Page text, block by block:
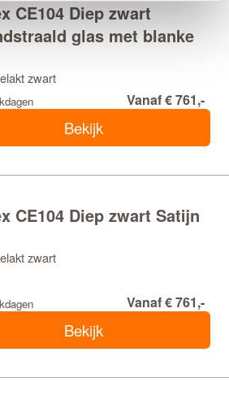
CE104 Diep zwart
glas met blanke
zwart
Vanaf € 761,-
Bekijk
CE104 Diep zwart Satijn
zwart
Vanaf € 761,-
Bekijk